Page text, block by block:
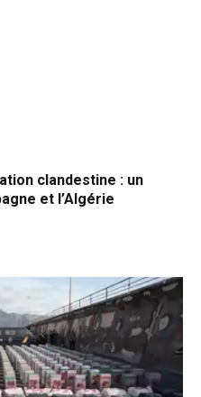
clandestine : un
et l’Algérie